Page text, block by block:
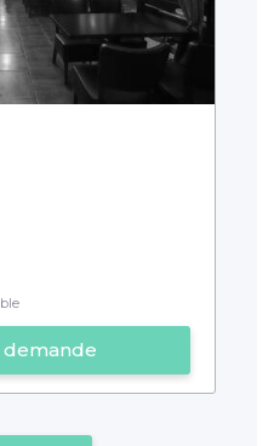
demande